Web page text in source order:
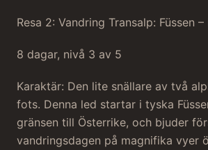
Resa 2: Vandring Transalp: Füssen –
8 dagar, nivå 3 av 5
Karaktär: Den lite snällare av två
fots. Denna led startar i tyska
gränsen till Österrike, och bjuder
vandringsdagen på magnifika vyer